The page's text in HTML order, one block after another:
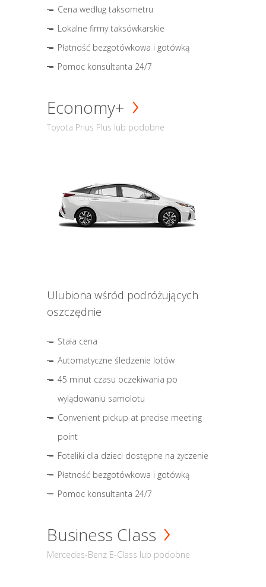
Cena według taksometru
Lokalne firmy taksówkarskie
Płatność bezgotówkowa i gotówką
Pomoc konsultanta 24/7
Economy+
Toyota Prius Plus lub podobne
Ulubiona wśród podróżujących
oszczędnie
Stała cena
Automatyczne śledzenie lotów
45 minut czasu oczekiwania po
wylądowaniu samolotu
Convenient pickup at precise meeting
point
Foteliki dla dzieci dostępne na życzenie
Płatność bezgotówkowa i gotówką
Pomoc konsultanta 24/7
Business Class
Mercedes-Benz E-Class lub podobne